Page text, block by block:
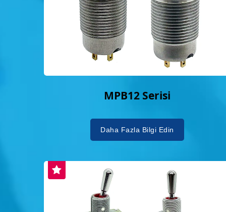
MPB12 Serisi
Daha Fazla Bilgi Edin